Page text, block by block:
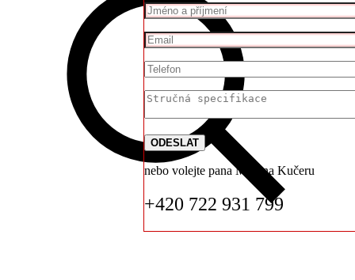
nebo volejte pana Martina Kučeru
+420 722 931 799